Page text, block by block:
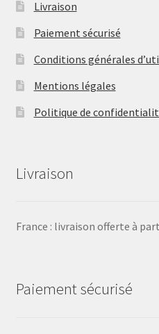
Livraison
Paiement sécurisé
Conditions générales
Mentions légales
Politique de
Livraison
France : livraison offerte à
Paiement sécurisé